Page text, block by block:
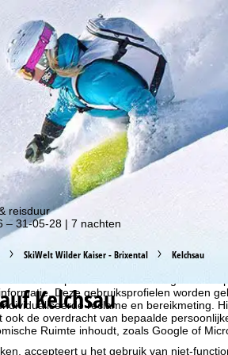
Deze gebruiksprofielen worden
reclame en bereikmeting.
ook de overdracht van bepaalde
Ruimte inhoudt, zoals Google of
accepteert u het gebruik van niet-
van onze kortingsacties!
reisduur
– 31-05-28 | 7 nachten
SkiWelt Wilder Kaiser - Brixental Kelchsau
Kelchsau